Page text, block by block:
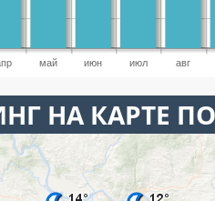
май июн июл авг
НА КАРТЕ